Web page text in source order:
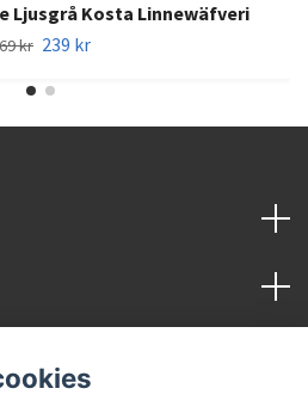
Ljusgrå Kosta Linnewäfveri
kr 239 kr